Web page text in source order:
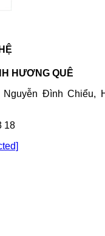
HƯƠNG QUÊ
Đình Chiểu,
18